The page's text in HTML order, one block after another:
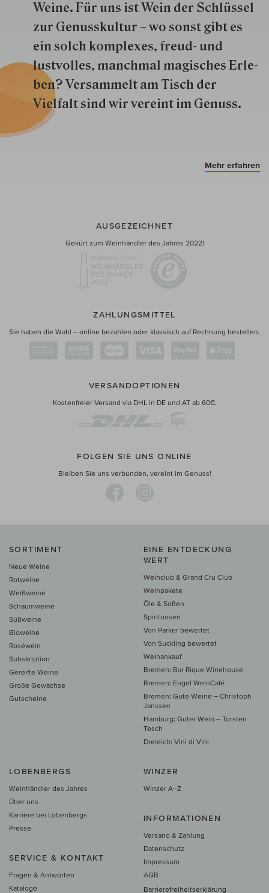
Weine. Für uns ist Wein der Schlüs­sel
zur Genuss­kultur – wo sonst gibt es
ein solch kom­plexes, freud- und
lustvolles, manchmal ma­gisch­es Er­le­
ben? Versammelt am Tisch der
Vielfalt sind wir ver­eint im Genuss.
Mehr erfahren
AUSGEZEICHNET
Gekürt zum Weinhändler des Jahres 2022!
ZAHLUNGSMITTEL
Sie haben die Wahl – online bezahlen oder klassisch auf Rechnung bestellen.
VERSANDOPTIONEN
Kostenfreier Versand via DHL in DE und AT ab 60€.
FOLGEN SIE UNS ONLINE
Bleiben Sie uns verbunden, vereint im Genuss!
SORTIMENT
Neue Weine
Rotweine
Weißweine
Schaumweine
Süßweine
Bioweine
Roséwein
Subskription
Gereifte Weine
Große Gewächse
Gutscheine
EINE ENTDECKUNG
WERT
Weinclub & Grand Cru Club
Weinpakete
Öle & Soßen
Spirituosen
Von Parker bewertet
Von Suckling bewertet
Weinankauf
Bremen: Bar Rique Winehouse
Bremen: Engel WeinCafé
Bremen: Gute Weine – Christoph
Janssen
Hamburg: Guter Wein – Torsten
Tesch
Dreieich: Vini di Vini
LOBENBERGS
Weinhändler des Jahres
Über uns
Karriere bei Lobenbergs
Presse
SERVICE & KONTAKT
Fragen & Antworten
Kataloge
WINZER
Winzer A–Z
INFORMATIONEN
Versand & Zahlung
Datenschutz
Impressum
AGB
Barrierefreiheitserklärung